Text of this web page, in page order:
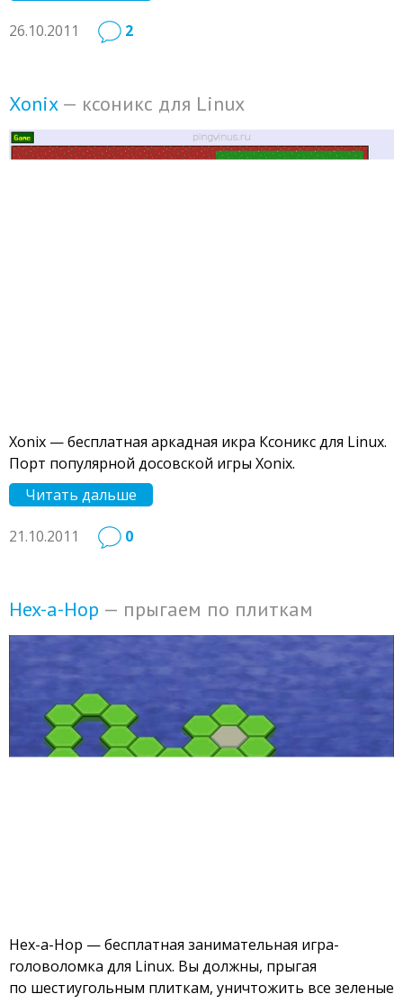
26.10.2011 2
Xonix— ксоникс для Linux
Xonix — бесплатная аркадная икра Ксоникс для Linux.
Порт популярной досовской игры Xonix.
Читать дальше
21.10.2011 0
Hex-a-Hop — прыгаем по плиткам
Hex-a-Hop — бесплатная занимательная игра-
головоломка для Linux. Вы должны, прыгая
по шестиугольным плиткам, уничтожить все зеленые